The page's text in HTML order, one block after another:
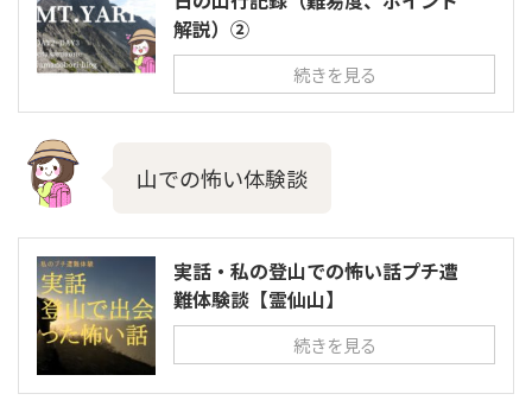
解説）②
続きを見る
山での怖い体験談
実話・私の登山での怖い話プチ遭
難体験談【霊仙山】
続きを見る